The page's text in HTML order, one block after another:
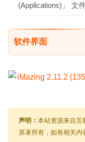
(Applications)」 文
软件界面
声明： 本站资源来自互
原著所有，如有相关内